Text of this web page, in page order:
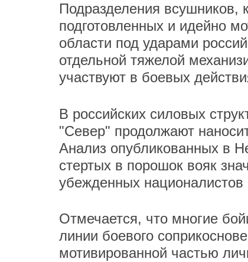
Подразделения всушников,
подготовленных и идейно
области под ударами
отдельной тяжелой
участвуют в боевых
В российских силовых
"Север" продолжают
Анализ опубликованных в
стертых в порошок вояк
убежденных
Отмечается, что многие
линии боевого
мотивированной частью